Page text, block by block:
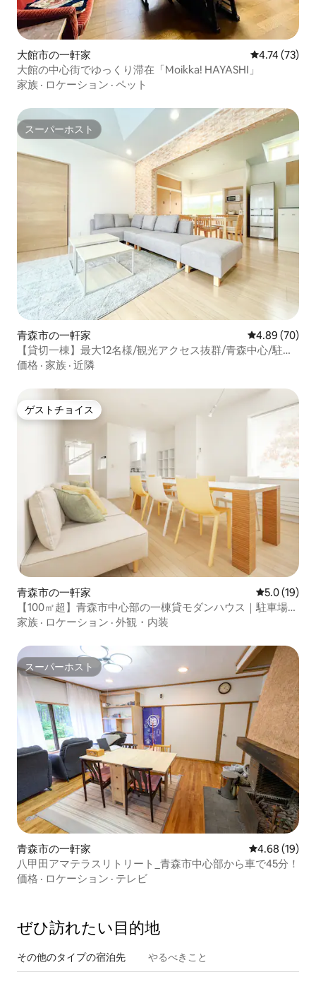
大館市の一軒家 レビュー73
4.74 (73)
大館の中心街でゆっくり滞在「Moikka! HAYASHI」
家族 · ロケーション · ペット
スーパーホスト
スーパーホスト
青森市の一軒家 レビュー70
4.89 (70)
【貸切一棟】最大12名様/観光アクセス抜群/青森中心/駐車
場有/駅徒歩3分/四季満喫
価格 · 家族 · 近隣
ゲストチョイス
ゲストチョイス
青森市の一軒家 レビュー19
5.0 (19)
【100㎡超】青森市中心部の一棟貸モダンハウス｜駐車場2
台付き
家族 · ロケーション · 外観・内装
スーパーホスト
スーパーホスト
青森市の一軒家 レビュー19
4.68 (19)
八甲田アマテラスリトリート_青森市中心部から車で45分！
価格 · ロケーション · テレビ
ぜひ訪⁠れ⁠た⁠い目⁠的⁠地
その他のタ⁠イ⁠プ⁠の宿⁠泊⁠先 やるべきこと